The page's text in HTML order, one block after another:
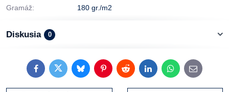
Gramáž: 180 gr./m2
Diskusia 0
FacebookTwitterBlueskyPinterestRedditLinkedInWhatsApp
E-
mail